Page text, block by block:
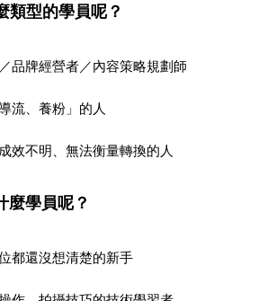
類型的學員呢？
品牌經營者／內容策略規劃師
流、養粉」的人
效不明、無法衡量轉換的人
麼學員呢？
都還沒想清楚的新手